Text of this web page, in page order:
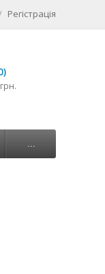
Регістрація
...